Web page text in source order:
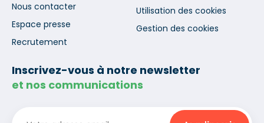
Nous contacter
Espace presse
Recrutement
Utilisation des cookies
Gestion des cookies
Inscrivez-vous à notre newsletter
et nos communications